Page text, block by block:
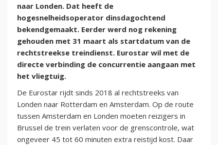
naar Londen. Dat heeft de
hogesnelheidsoperator dinsdagochtend
bekendgemaakt. Eerder werd nog rekening
gehouden met 31 maart als startdatum van de
rechtstreekse treindienst. Eurostar wil met de
directe verbinding de concurrentie aangaan met
het vliegtuig.
De Eurostar rijdt sinds 2018 al rechtstreeks van
Londen naar Rotterdam en Amsterdam. Op de route
tussen Amsterdam en Londen moeten reizigers in
Brussel de trein verlaten voor de grenscontrole, wat
ongeveer 45 tot 60 minuten extra reistijd kost. Daar